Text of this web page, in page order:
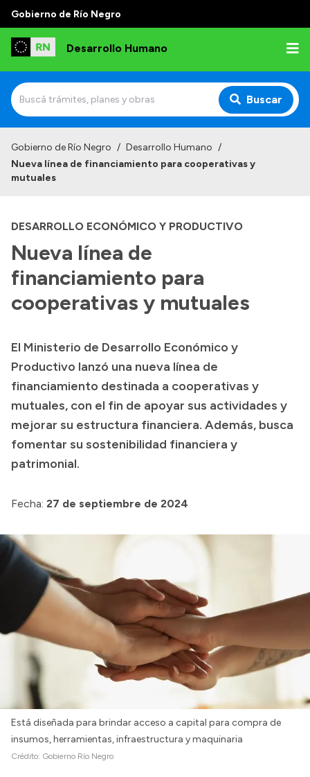
Gobierno de Río Negro
Desarrollo Humano
Buscar
Institucional
Autoridades
Delegaciones
Normativa
Presupuesto
Boletín Oficial
Compras y licitaciones
Consulta de expedientes
Consulta de pago a proveedores
Convocatorias
Gobierno de Río Negro / Desarrollo Humano /
Nueva línea de financiamiento para cooperativas y
mutuales
DESARROLLO ECONÓMICO Y PRODUCTIVO
Nueva línea de
financiamiento para
cooperativas y mutuales
El Ministerio de Desarrollo Económico y
Productivo lanzó una nueva línea de
financiamiento destinada a cooperativas y
mutuales, con el fin de apoyar sus actividades y
mejorar su estructura financiera. Además, busca
fomentar su sostenibilidad financiera y
patrimonial.
Fecha: 27 de septiembre de 2024
Está diseñada para brindar acceso a capital para compra de
insumos, herramientas, infraestructura y maquinaria
Crédito: Gobierno Río Negro